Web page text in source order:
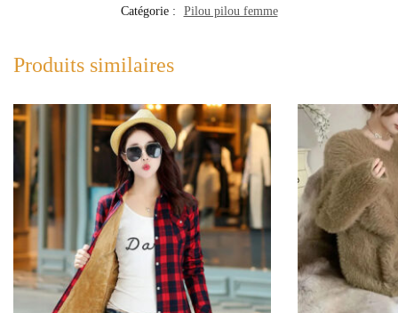
Catégorie :
Pilou pilou femme
Produits similaires